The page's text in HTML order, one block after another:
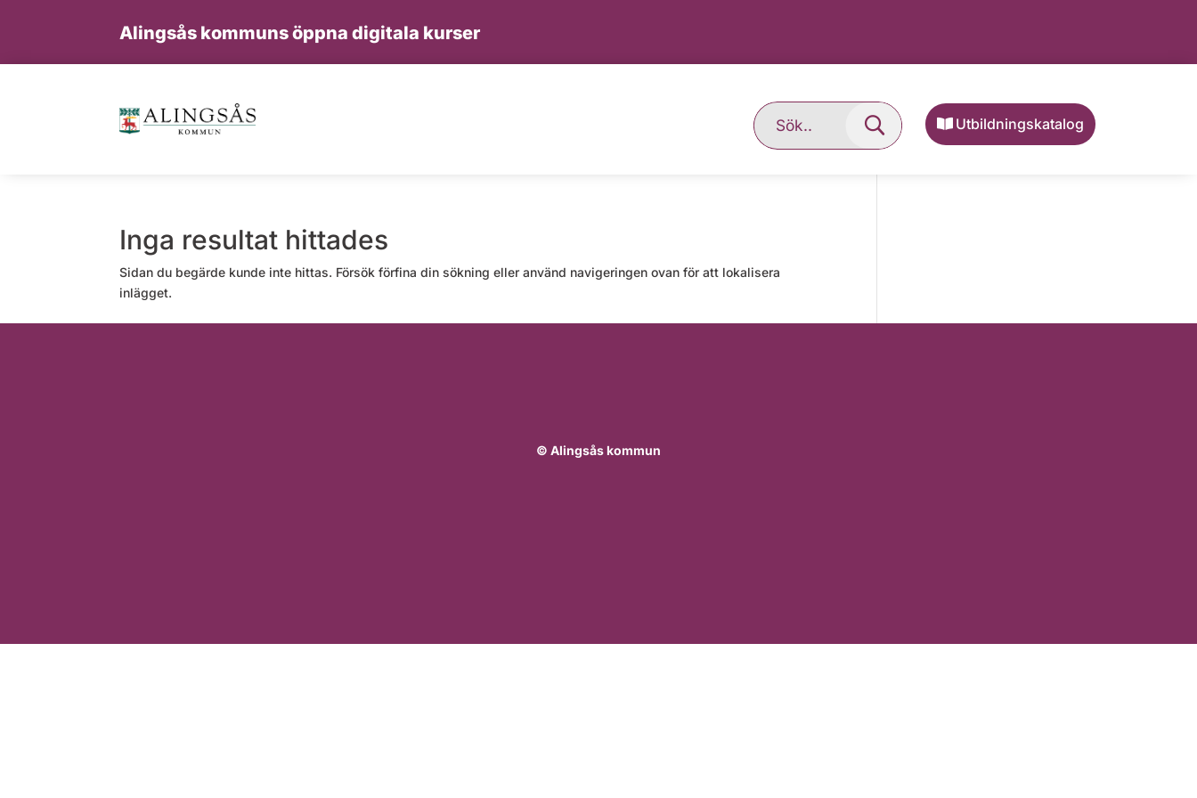
Alingsås kommuns öppna digitala kurser
Utbildningskatalog
Inga resultat hittades
Sidan du begärde kunde inte hittas. Försök förfina din sökning eller använd navigeringen ovan för att lokalisera
inlägget.
© Alingsås kommun